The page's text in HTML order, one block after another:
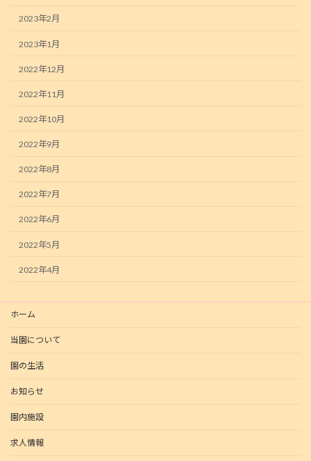
2023年2月
2023年1月
2022年12月
2022年11月
2022年10月
2022年9月
2022年8月
2022年7月
2022年6月
2022年5月
2022年4月
ホーム
当園について
園の生活
お知らせ
園内施設
求人情報